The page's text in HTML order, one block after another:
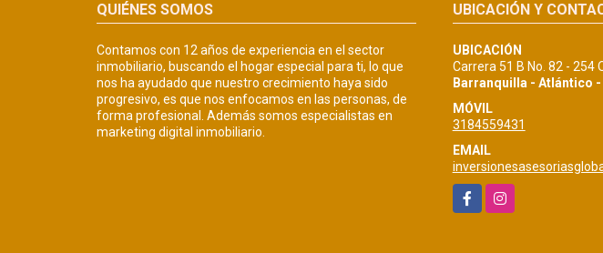
QUIÉNES SOMOS
Contamos con 12 años de experiencia en el sector
inmobiliario, buscando el hogar especial para ti, lo que
nos ha ayudado que nuestro crecimiento haya sido
progresivo, es que nos enfocamos en las personas, de
forma profesional. Además somos especialistas en
marketing digital inmobiliario.
UBICACIÓN Y
UBICACIÓN
Carrera 51 B No. 82 - 254
Barranquilla - Atlántico
MÓVIL
3184559431
EMAIL
FacebookInstagram